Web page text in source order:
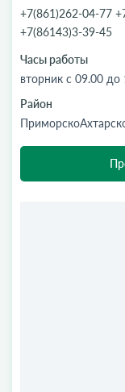
+7(861)262-04-77
+7(86143)3-39-45
Часы работы
вторник с 09.00 до
Район